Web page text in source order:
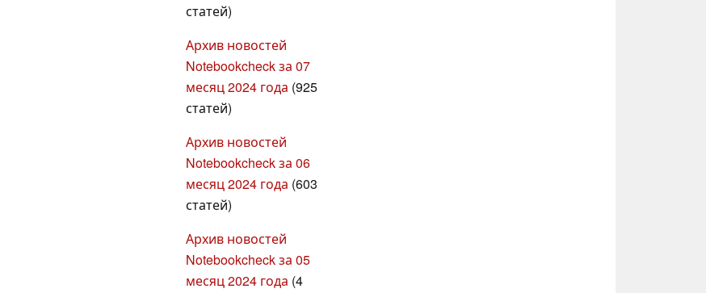
статей)
Архив новостей
Notebookcheck за 07
месяц 2024 года (925
статей)
Архив новостей
Notebookcheck за 06
месяц 2024 года (603
статей)
Архив новостей
Notebookcheck за 05
месяц 2024 года (4